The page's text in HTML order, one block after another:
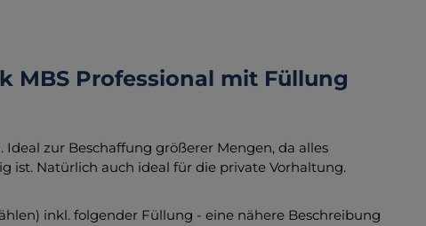
Professional mit Füllung
zur Beschaffung größerer Mengen, da alles
ist. Natürlich auch ideal für die private Vorhaltung.
inkl. folgender Füllung - eine nähere Beschreibung